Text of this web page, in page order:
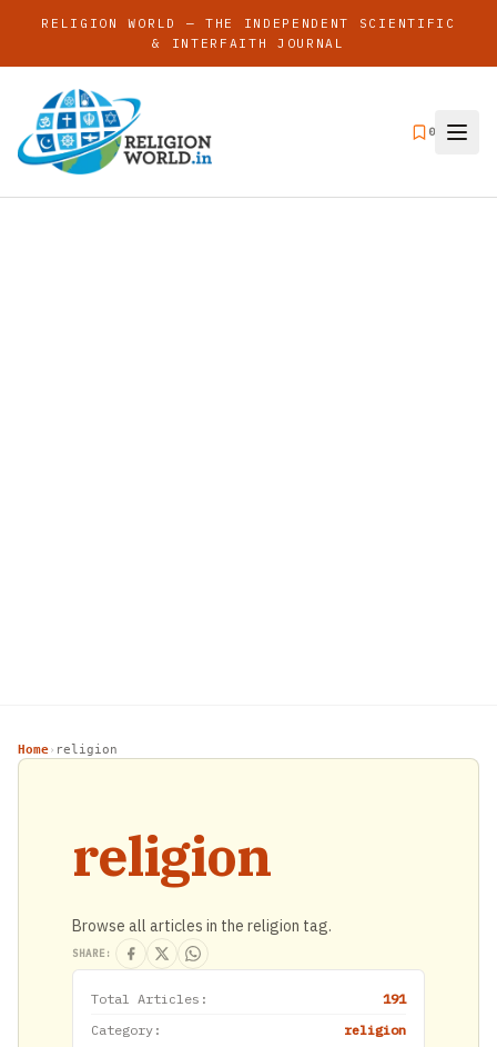
RELIGION WORLD — THE INDEPENDENT SCIENTIFIC
& INTERFAITH JOURNAL
0
Home› religion
religion
Browse all articles in the religion tag.
SHARE:
Total Articles:
191
Category:
religion